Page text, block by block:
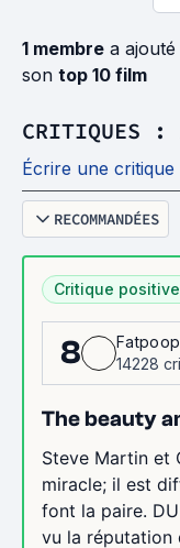
1 membre a
son top 10 film
CRITIQUES :
Écrire une critique
RECOMMANDÉES
Critique
8
14228
The beauty
Steve Martin et
miracle; il est
font la paire.
vu la réputation